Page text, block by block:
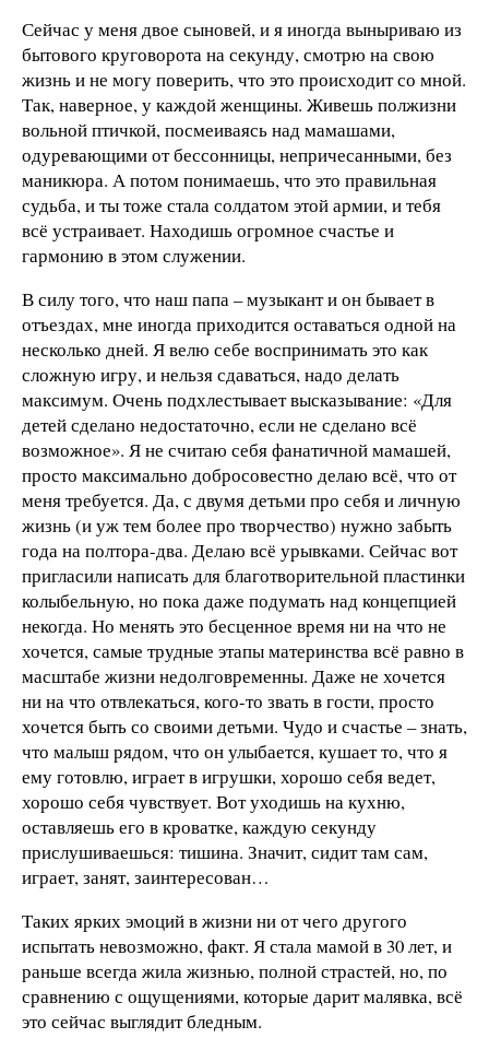
Сейчас у меня двое сыновей, и я иногда выныриваю из
бытового круговорота на секунду, смотрю на свою
жизнь и не могу поверить, что это происходит со мной.
Так, наверное, у каждой женщины. Живешь полжизни
вольной птичкой, посмеиваясь над мамашами,
одуревающими от бессонницы, непричесанными, без
маникюра. А потом понимаешь, что это правильная
судьба, и ты тоже стала солдатом этой армии, и тебя
всё устраивает. Находишь огромное счастье и
гармонию в этом служении.
В силу того, что наш папа – музыкант и он бывает в
отъездах, мне иногда приходится оставаться одной на
несколько дней. Я велю себе воспринимать это как
сложную игру, и нельзя сдаваться, надо делать
максимум. Очень подхлестывает высказывание: «Для
детей сделано недостаточно, если не сделано всё
возможное». Я не считаю себя фанатичной мамашей,
просто максимально добросовестно делаю всё, что от
меня требуется. Да, с двумя детьми про себя и личную
жизнь (и уж тем более про творчество) нужно забыть
года на полтора-два. Делаю всё урывками. Сейчас вот
пригласили написать для благотворительной пластинки
колыбельную, но пока даже подумать над концепцией
некогда. Но менять это бесценное время ни на что не
хочется, самые трудные этапы материнства всё равно в
масштабе жизни недолговременны. Даже не хочется
ни на что отвлекаться, кого-то звать в гости, просто
хочется быть со своими детьми. Чудо и счастье – знать,
что малыш рядом, что он улыбается, кушает то, что я
ему готовлю, играет в игрушки, хорошо себя ведет,
хорошо себя чувствует. Вот уходишь на кухню,
оставляешь его в кроватке, каждую секунду
прислушиваешься: тишина. Значит, сидит там сам,
играет, занят, заинтересован…
Таких ярких эмоций в жизни ни от чего другого
испытать невозможно, факт. Я стала мамой в 30 лет, и
раньше всегда жила жизнью, полной страстей, но, по
сравнению с ощущениями, которые дарит малявка, всё
это сейчас выглядит бледным.